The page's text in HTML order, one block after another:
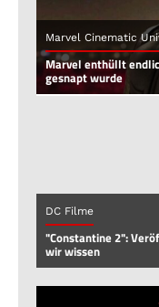
Marvel Cinematic
Marvel enthüllt
gesnapt wurde
DC Filme
"Constantine 2":
wir wissen